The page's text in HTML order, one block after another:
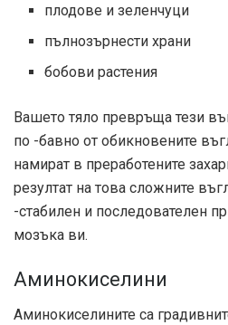
плодове и зеленчуци
пълнозърнести храни
бобови растения
Вашето тяло превръща тези
по -бавно от обикновените
намират в преработените
резултат на това сложните
-стабилен и последователен
мозъка ви.
Аминокиселини
Аминокиселините са